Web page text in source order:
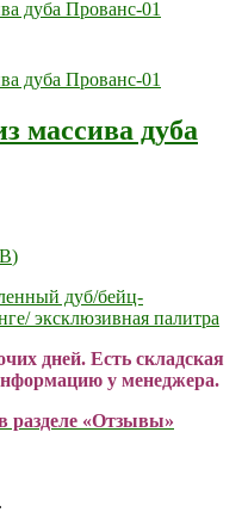
массива дуба
)
дуб/бейц-
эксклюзивная палитра
дней. Есть складская
у менеджера.
разделе «Отзывы»